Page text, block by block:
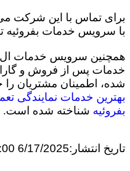
برای تماس با این شرکت می
با سرویس خدمات بفروئیه
همچنین سرویس خدمات ال
خدمات پس از فروش و
شده، اطمینان مشتریان را
بهترین خدمات نمایندگی
بفروئیه شناخته شده است.
تاریخ انتشار:6/17/2025 12:00:00 AM